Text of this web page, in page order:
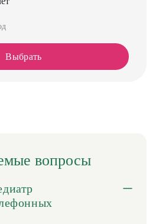
Выбрать
вопросы